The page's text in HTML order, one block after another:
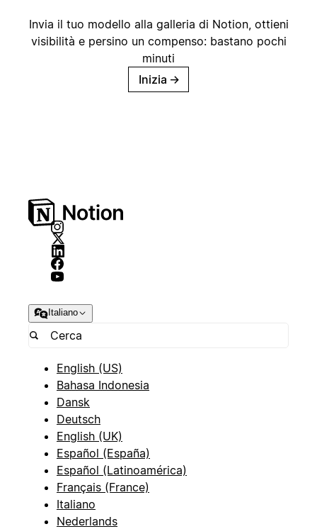
Invia il tuo modello alla galleria di Notion, ottieni
visibilità e persino un compenso: bastano pochi
minuti
Inizia →
Italiano
English (US)
Bahasa Indonesia
Dansk
Deutsch
English (UK)
Español (España)
Español (Latinoamérica)
Français (France)
Italiano
Nederlands